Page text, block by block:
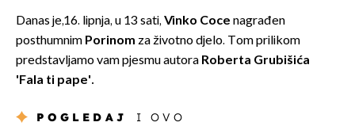
Danas je,16. lipnja, u 13 sati,Vinko Coce nagrađen
posthumnim Porinom za životno djelo. Tom prilikom
predstavljamo vam pjesmu autora Roberta Grubišića
'Fala ti pape'.
POGLEDAJ I OVO